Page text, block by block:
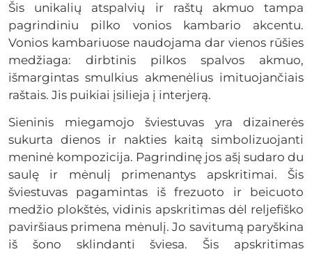
Šis unikalių atspalvių ir raštų akmuo tampa
pagrindiniu pilko vonios kambario akcentu.
Vonios kambariuose naudojama dar vienos rūšies
medžiaga: dirbtinis pilkos spalvos akmuo,
išmargintas smulkius akmenėlius imituojančiais
raštais. Jis puikiai įsilieja į interjerą.
Sieninis miegamojo šviestuvas yra dizainerės
sukurta dienos ir nakties kaitą simbolizuojanti
meninė kompozicija. Pagrindinę jos ašį sudaro du
saulę ir mėnulį primenantys apskritimai. Šis
šviestuvas pagamintas iš frezuoto ir beicuoto
medžio plokštės, vidinis apskritimas dėl reljefiško
paviršiaus primena mėnulį. Jo savitumą paryškina
iš šono sklindanti šviesa. Šis apskritimas